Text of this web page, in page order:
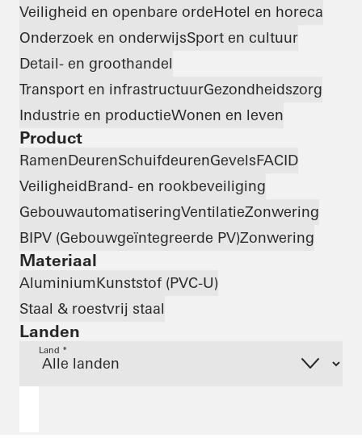
Veiligheid en openbare ordeHotel en horeca
Onderzoek en onderwijsSport en cultuur
Detail- en groothandel
Transport en infrastructuurGezondheidszorg
Industrie en productieWonen en leven
Product
RamenDeurenSchuifdeurenGevelsFACID
VeiligheidBrand- en rookbeveiliging
GebouwautomatiseringVentilatieZonwering
BIPV (Gebouwgeïntegreerde PV)Zonwering
Materiaal
AluminiumKunststof (PVC-U)
Staal & roestvrij staal
Landen
Land *